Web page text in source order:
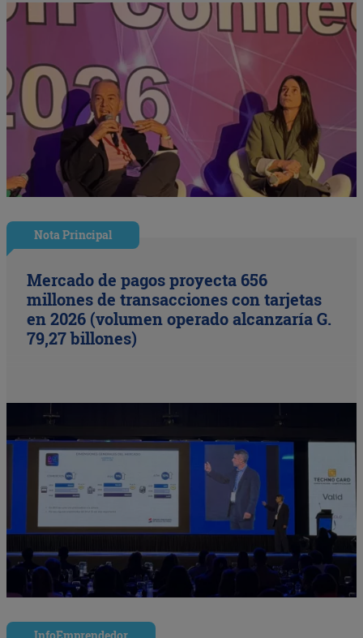
Nota Principal
Mercado de pagos proyecta 656
millones de transacciones con tarjetas
en 2026 (volumen operado alcanzaría G.
79,27 billones)
InfoEmprendedor